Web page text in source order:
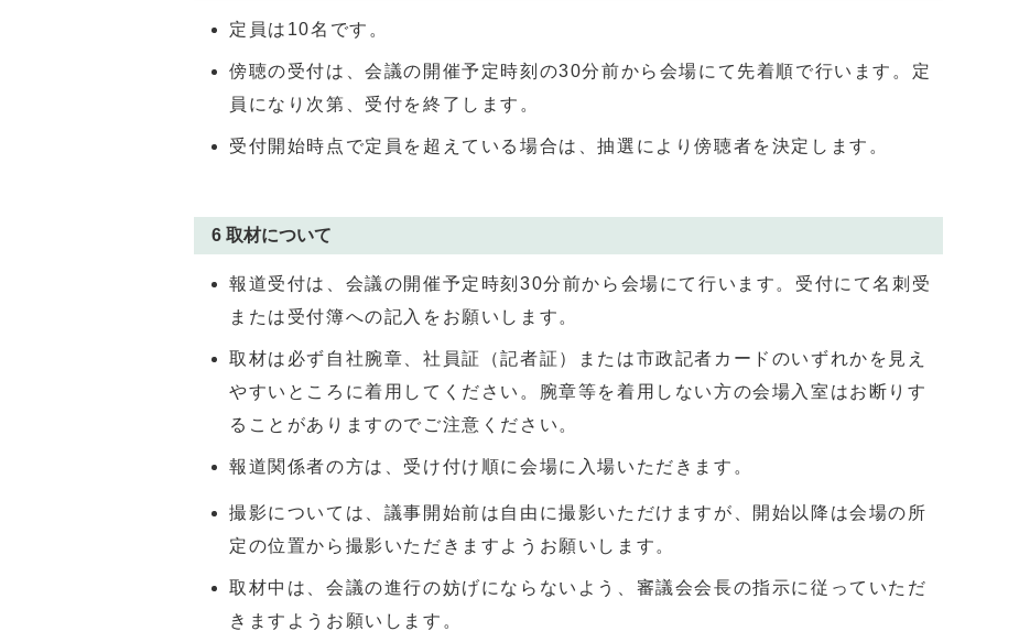
定員は10名です。
傍聴の受付は、会議の開催予定時刻の30分前から会場にて先着順で行います。定
員になり次第、受付を終了します。
受付開始時点で定員を超えている場合は、抽選により傍聴者を決定します。
6 取材について
報道受付は、会議の開催予定時刻30分前から会場にて行います。受付にて名刺受
または受付簿への記入をお願いします。
取材は必ず自社腕章、社員証（記者証）または市政記者カードのいずれかを見え
やすいところに着用してください。腕章等を着用しない方の会場入室はお断りす
ることがありますのでご注意ください。
報道関係者の方は、受け付け順に会場に入場いただきます。
撮影については、議事開始前は⾃由に撮影いただけますが、開始以降は会場の所
定の位置から撮影いただきますようお願いします。
取材中は、会議の進行の妨げにならないよう、審議会会長の指示に従っていただ
きますようお願いします。